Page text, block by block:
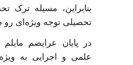
بنابراین، مسیله ترک
تحصیلی توجه ویژه‌ای
در پایان عرایضم مایلم
علمی و اجرایی به